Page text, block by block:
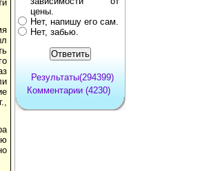
цены.
Нет, напишу его сам.
Нет, забью.
Результаты(294399)
Комментарии (4230)